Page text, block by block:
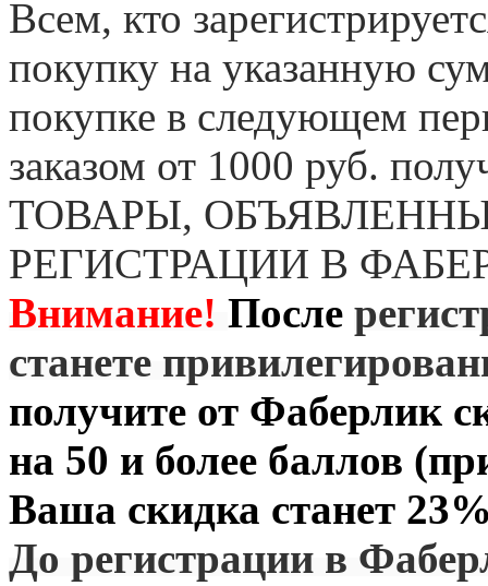
Всем, кто
покупку на указанную
покупке в следующем
заказом от 1000 руб.
ТОВАРЫ,
РЕГИСТРАЦИИ В
Внимание! После
станете
получите от Фаберлик
на 50 и более баллов
Ваша скидка станет
До регистрации в